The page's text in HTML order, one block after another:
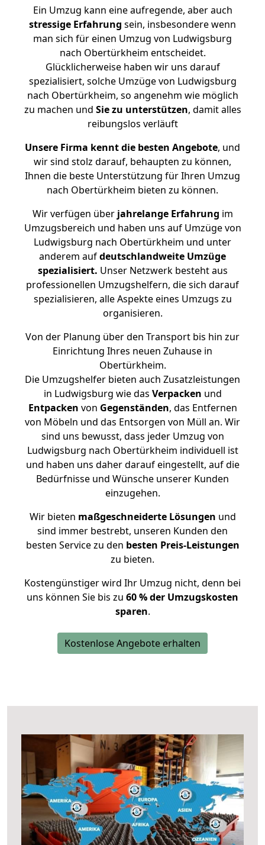
Ein Umzug kann eine aufregende, aber auch
stressige Erfahrung sein, insbesondere wenn
man sich für einen Umzug von Ludwigsburg
nach Obertürkheim entscheidet.
Glücklicherweise haben wir uns darauf
spezialisiert, solche Umzüge von Ludwigsburg
nach Obertürkheim, so angenehm wie möglich
zu machen und Sie zu unterstützen, damit alles
reibungslos verläuft
Unsere Firma kennt die besten Angebote, und
wir sind stolz darauf, behaupten zu können,
Ihnen die beste Unterstützung für Ihren Umzug
nach Obertürkheim bieten zu können.
Wir verfügen überjahrelange Erfahrung im
Umzugsbereich und haben uns auf Umzüge von
Ludwigsburg nach Obertürkheim und unter
anderem aufdeutschlandweite Umzüge
spezialisiert. Unser Netzwerk besteht aus
professionellen Umzugshelfern, die sich darauf
spezialisieren, alle Aspekte eines Umzugs zu
organisieren.
Von der Planung über den Transport bis hin zur
Einrichtung Ihres neuen Zuhause in
Obertürkheim.
Die Umzugshelfer bieten auch Zusatzleistungen
in Ludwigsburg wie das Verpacken und
Entpacken von Gegenständen, das Entfernen
von Möbeln und das Entsorgen von Müll an. Wir
sind uns bewusst, dass jeder Umzug von
Ludwigsburg nach Obertürkheim individuell ist
und haben uns daher darauf eingestellt, auf die
Bedürfnisse und Wünsche unserer Kunden
einzugehen.
Wir bieten maßgeschneiderte Lösungen und
sind immer bestrebt, unseren Kunden den
besten Service zu den besten Preis-Leistungen
zu bieten.
Kostengünstiger wird Ihr Umzug nicht, denn bei
uns können Sie bis zu 60 % der Umzugskosten
sparen.
Kostenlose Angebote erhalten